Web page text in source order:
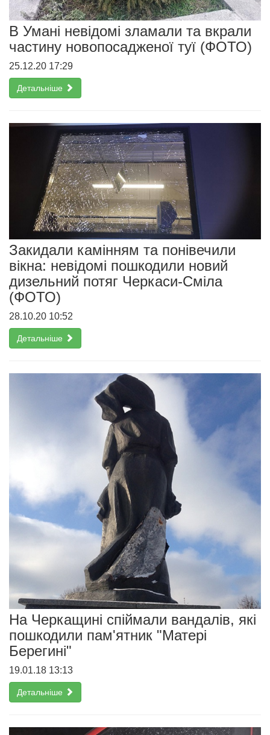
В Умані невідомі зламали та вкрали
частину новопосадженої туї (ФОТО)
25.12.20 17:29
Детальніше
Закидали камінням та понівечили
вікна: невідомі пошкодили новий
дизельний потяг Черкаси-Сміла
(ФОТО)
28.10.20 10:52
Детальніше
На Черкащині спіймали вандалів, які
пошкодили пам'ятник "Матері
Берегині"
19.01.18 13:13
Детальніше